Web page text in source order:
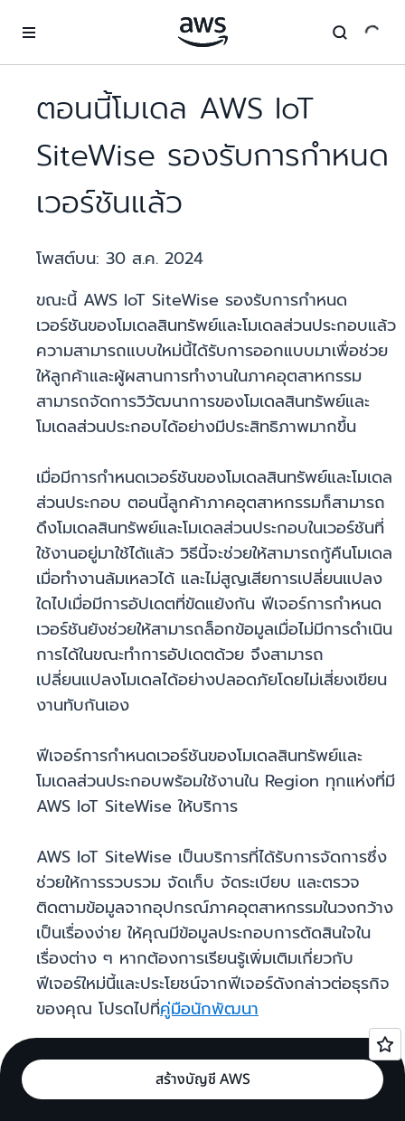
ตอนนี้โมเดล AWS IoT
SiteWise รองรับการกำหนด
เวอร์ชันแล้ว
โพสต์บน: 30 ส.ค. 2024
ขณะนี้ AWS IoT SiteWise รองรับการกำหนด
เวอร์ชันของโมเดลสินทรัพย์และโมเดลส่วนประกอบแล้ว
ความสามารถแบบใหม่นี้ได้รับการออกแบบมาเพื่อช่วย
ให้ลูกค้าและผู้ผสานการทำงานในภาคอุตสาหกรรม
สามารถจัดการวิวัฒนาการของโมเดลสินทรัพย์และ
โมเดลส่วนประกอบได้อย่างมีประสิทธิภาพมากขึ้น
เมื่อมีการกำหนดเวอร์ชันของโมเดลสินทรัพย์และโมเดล
ส่วนประกอบ ตอนนี้ลูกค้าภาคอุตสาหกรรมก็สามารถ
ดึงโมเดลสินทรัพย์และโมเดลส่วนประกอบในเวอร์ชันที่
ใช้งานอยู่มาใช้ได้แล้ว วิธีนี้จะช่วยให้สามารถกู้คืนโมเดล
เมื่อทำงานล้มเหลวได้ และไม่สูญเสียการเปลี่ยนแปลง
ใดไปเมื่อมีการอัปเดตที่ขัดแย้งกัน ฟีเจอร์การกำหนด
เวอร์ชันยังช่วยให้สามารถล็อกข้อมูลเมื่อไม่มีการดำเนิน
การได้ในขณะทำการอัปเดตด้วย จึงสามารถ
เปลี่ยนแปลงโมเดลได้อย่างปลอดภัยโดยไม่เสี่ยงเขียน
งานทับกันเอง
ฟีเจอร์การกำหนดเวอร์ชันของโมเดลสินทรัพย์และ
โมเดลส่วนประกอบพร้อมใช้งานใน Region ทุกแห่งที่มี
AWS IoT SiteWise ให้บริการ
AWS IoT SiteWise เป็นบริการที่ได้รับการจัดการซึ่ง
ช่วยให้การรวบรวม จัดเก็บ จัดระเบียบ และตรวจ
ติดตามข้อมูลจากอุปกรณ์ภาคอุตสาหกรรมในวงกว้าง
เป็นเรื่องง่าย ให้คุณมีข้อมูลประกอบการตัดสินใจใน
เรื่องต่าง ๆ หากต้องการเรียนรู้เพิ่มเติมเกี่ยวกับ
ฟีเจอร์ใหม่นี้และประโยชน์จากฟีเจอร์ดังกล่าวต่อธุรกิจ
ของคุณ โปรดไปที่คู่มือนักพัฒนา
สร้างบัญชี AWS